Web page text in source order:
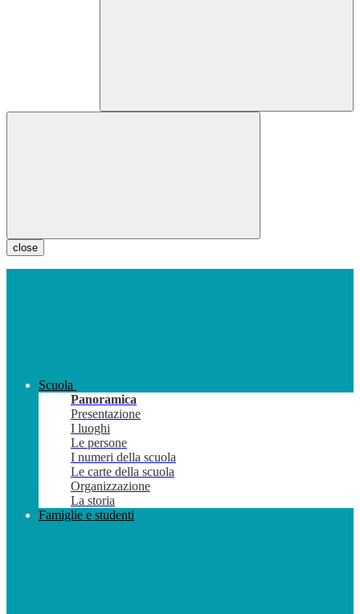
close
Scuola
Panoramica
Presentazione
I luoghi
Le persone
I numeri della scuola
Le carte della scuola
Organizzazione
La storia
Famiglie e studenti